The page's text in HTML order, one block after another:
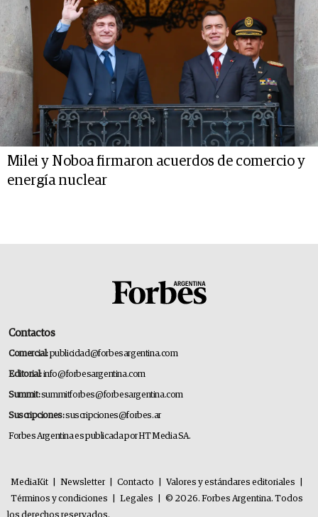
Milei y Noboa firmaron acuerdos de comercio y
energía nuclear
Contactos
Comercial:publicidad@forbesargentina.com
Editorial:info@forbesargentina.com
Summit:summitforbes@forbesargentina.com
Suscripciones:suscripciones@forbes.ar
Forbes Argentina es publicada por HT Media SA.
MediaKit Newsletter Contacto Valores y estándares editoriales
Términos y condiciones
Legales
© 2026. Forbes Argentina. Todos
los derechos reservados.